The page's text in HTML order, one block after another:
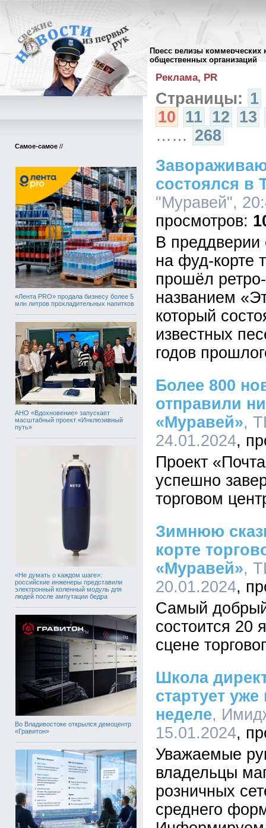
Пресс релизы коммерческих
общественных организаций
Самое-самое //
«Лента PRO» продала бизнесу более 5
млн литров прохладительных напитков
АНО «Вдохновение» запускает
масштабный проект «Инклюзивный
путь»
«Не думать о каждом шаге»:
российские инженеры представили
электронный коленный модуль для
людей после ампутации бедра
Во Владивостоке открылся демоцентр
«Гравитон»
Архив пресс-релизов//
Реклама, PR
Страницы: 1
10 11 12 13
…… 268
состоялся в
"Муравей",
В преддверии
на фуд-корте
прошёл
названием
который
известных
годов
Более 800
отправили
«Муравей»,
24.01.2024
Проект
успешно
торговом
Зимнюю
корте
«Муравей»,
20.01.2024
Самый
состоится 20
сцене
Школа
стартует
неделе,
15.01.2024
Уважаемые
владельцы
розничных
среднего